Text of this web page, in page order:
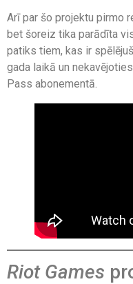
Arī par šo projektu pirmo
bet šoreiz tika parādīta
patiks tiem, kas ir
gada laikā un
Pass abonementā.
Riot Games